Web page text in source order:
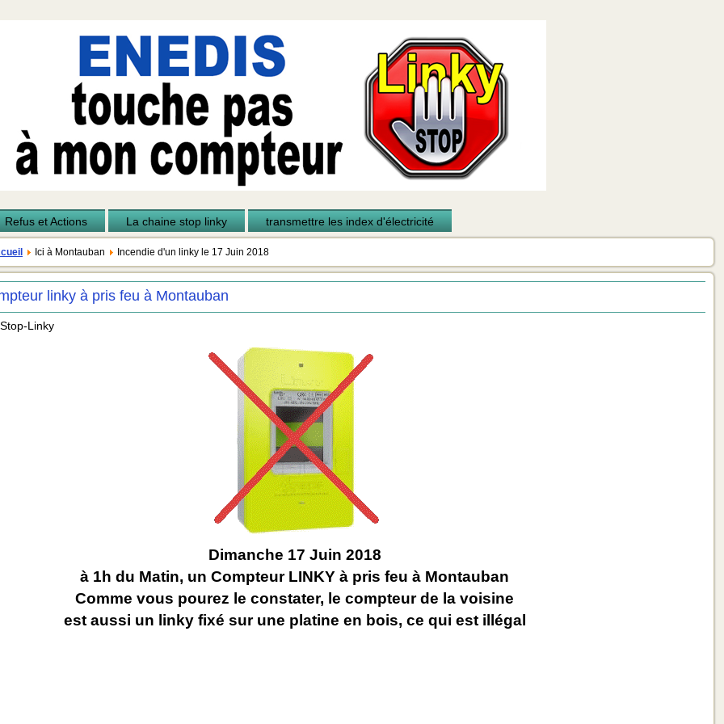
Refus et Actions La chaine stop linky transmettre les index d'électricité
Ici à Montauban Incendie d'un linky le 17 Juin 2018
linky à pris feu à Montauban
Linky
Dimanche 17 Juin 2018
à 1h du Matin, un Compteur LINKY à pris feu à Montauban
Comme vous pourez le constater, le compteur de la voisine
est aussi un linky fixé sur une platine en bois, ce qui est illégal